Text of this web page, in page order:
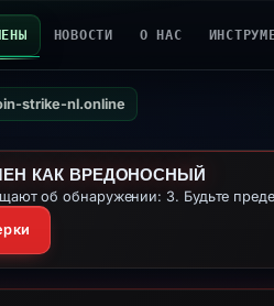
НОВОСТИ О НАС
strike-nl.online
КАК ВРЕДОНОСНЫЙ
об обнаружении: 3. Будьте